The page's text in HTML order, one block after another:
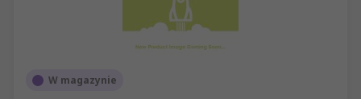
W magazynie